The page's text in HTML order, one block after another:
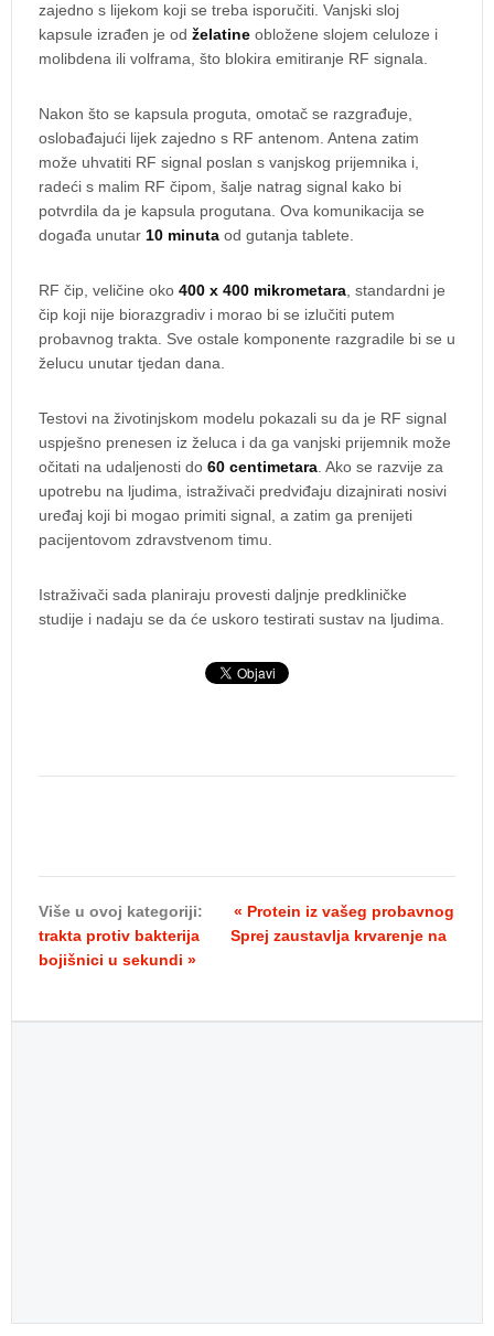
zajedno s lijekom koji se treba isporučiti. Vanjski sloj
kapsule izrađen je od želatine obložene slojem celuloze i
molibdena ili volframa, što blokira emitiranje RF signala.
Nakon što se kapsula proguta, omotač se razgrađuje,
oslobađajući lijek zajedno s RF antenom. Antena zatim
može uhvatiti RF signal poslan s vanjskog prijemnika i,
radeći s malim RF čipom, šalje natrag signal kako bi
potvrdila da je kapsula progutana. Ova komunikacija se
događa unutar 10 minuta od gutanja tablete.
RF čip, veličine oko 400 x 400 mikrometara , standardni je
čip koji nije biorazgradiv i morao bi se izlučiti putem
probavnog trakta. Sve ostale komponente razgradile bi se u
želucu unutar tjedan dana.
Testovi na životinjskom modelu pokazali su da je RF signal
uspješno prenesen iz želuca i da ga vanjski prijemnik može
očitati na udaljenosti do 60 centimetara . Ako se razvije za
upotrebu na ljudima, istraživači predviđaju dizajnirati nosivi
uređaj koji bi mogao primiti signal, a zatim ga prenijeti
pacijentovom zdravstvenom timu.
Istraživači sada planiraju provesti daljnje predkliničke
studije i nadaju se da će uskoro testirati sustav na ljudima.
Više u ovoj kategoriji:
« Protein iz vašeg probavnog
trakta protiv bakterija
Sprej zaustavlja krvarenje na
bojišnici u sekundi »